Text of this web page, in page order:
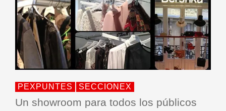
PEXPUNTES SECCIONEX
Un showroom para todos los públicos